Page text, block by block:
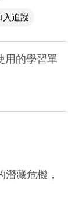
入追蹤
用的學習單
藏危機，